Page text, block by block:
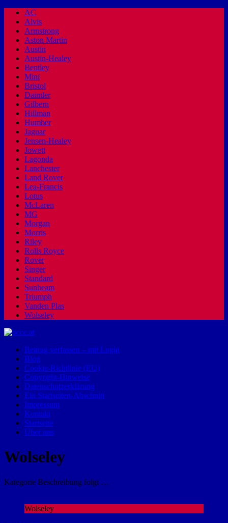
AC
Alvis
Armstrong
Aston Martin
Austin
Austin-Healey
Bentley
Mini
Bristol
Daimler
Gilbern
Hillman
Humber
Jaguar
Jensen-Healey
Jowett
Lagonda
Lanchester
Land Rover
Lea-Francis
Lotus
McLaren
MG
Morgan
Morris
Riley
Rolls Royce
Rover
Singer
Standard
Sunbeam
Triumph
Vanden Plas
Wolseley
Beitrag verfassen – mit Login
Blog
Cookie-Richtlinie (EU)
Copyright-Hinweise
Datenschutzerklärung
Ein Startseiten-Abschnitt
Impressum
Kontakt
Startseite
Über uns
Wolseley
Kategorie Beschreibung folgt …
Wolseley